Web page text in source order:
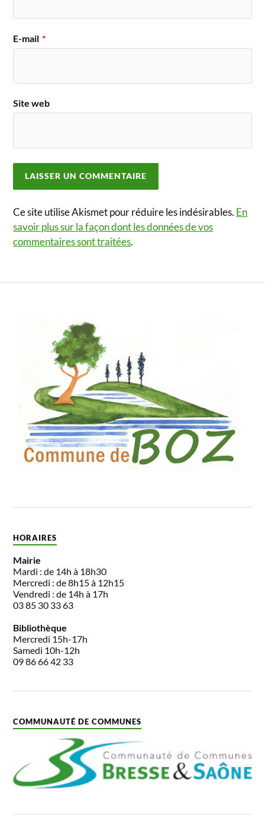
E-mail *
Site web
Ce site utilise Akismet pour réduire les indésirables. En
savoir plus sur la façon dont les données de vos
commentaires sont traitées.
HORAIRES
Mairie
Mardi : de 14h à 18h30
Mercredi : de 8h15 à 12h15
Vendredi : de 14h à 17h
03 85 30 33 63
Bibliothèque
Mercredi 15h-17h
Samedi 10h-12h
09 86 66 42 33
COMMUNAUTÉ DE COMMUNES